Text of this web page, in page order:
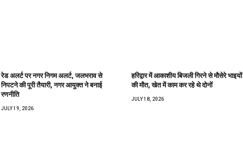
रेड अलर्ट पर नगर निगम अलर्ट, जलभराव से
निपटने की पूरी तैयारी, नगर आयुक्त ने बनाई
रणनीति
JULY 19, 2026
हरिद्वार में आकाशीय बिजली गिरने से मौसेरे भाइयों
की मौत, खेत में काम कर रहे थे दोनों
JULY 18, 2026